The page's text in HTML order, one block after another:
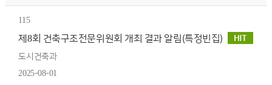
115
제8회 건축구조전문위원회 개최 결과 알림(특정빈집)
도시건축과
2025-08-01